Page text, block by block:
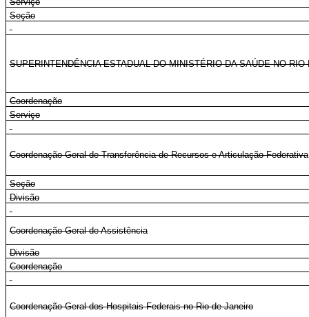
Seção
SUPERINTENDÊNCIA ESTADUAL DO MINISTÉRIO DA SAÚDE NO RIO
Coordenação
Serviço
Coordenação-Geral de Transferência de Recursos e Articulação Federativa
Seção
Divisão
Coordenação-Geral de Assistência
Divisão
Coordenação
Coordenação-Geral dos Hospitais Federais no Rio de Janeiro